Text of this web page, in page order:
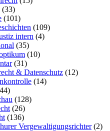
(33)
(101)
(109)
intern (4)
(35)
(10)
(31)
& Datenschutz (12)
(14)
(128)
(26)
(136)
Vergewaltigungsrichter(2)